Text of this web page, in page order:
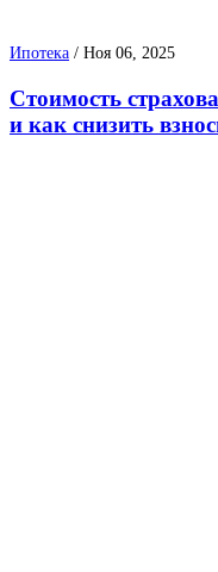
Ипотека / Ноя 06, 2025
Стоимость
и как снизить